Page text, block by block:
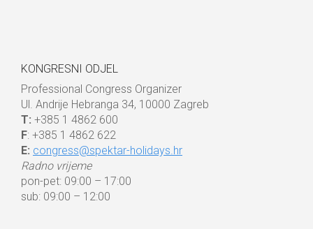
KONGRESNI ODJEL
Professional Congress Organizer
Ul. Andrije Hebranga 34, 10000 Zagreb
T: +385 1 4862 600
F: +385 1 4862 622
E: congress@spektar-holidays.hr
Radno vrijeme
pon-pet: 09:00 – 17:00
sub: 09:00 – 12:00